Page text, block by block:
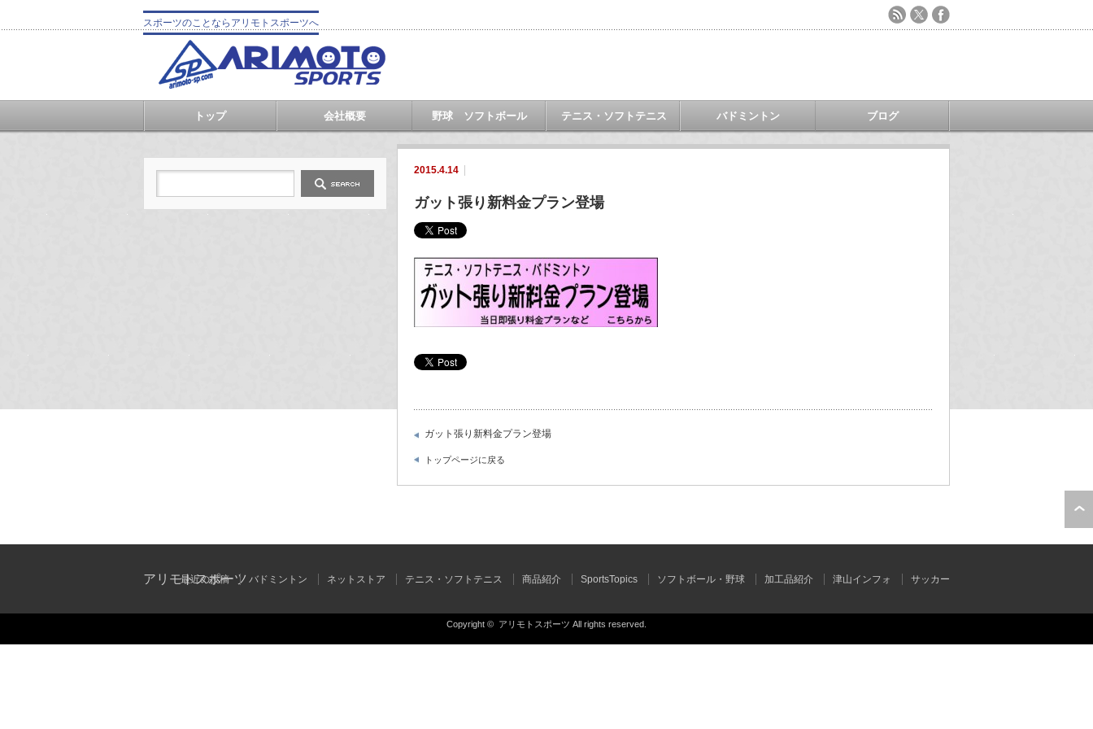
スポーツのことならアリモトスポーツへ
トップ 会社概要 野球 ソフトボール テニス・ソフトテニス バドミントン ブログ
2015.4.14
ガット張り新料金プラン登場
ガット張り新料金プラン登場
トップページに戻る
アリモトスポーツ
最近の投稿 バドミントン ネットストア テニス・ソフトテニス 商品紹介 SportsTopics ソフトボール・野球 加工品紹介 津山インフォ サッカー
Copyright © アリモトスポーツ All rights reserved.